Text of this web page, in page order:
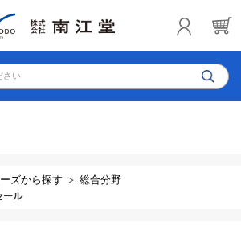
さい
ズから探す 総合分野
ール